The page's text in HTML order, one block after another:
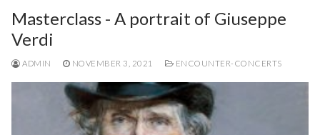
Masterclass - A portrait of Giuseppe
Verdi
ADMIN NOVEMBER 3, 2021 ENCOUNTER-CONCERTS